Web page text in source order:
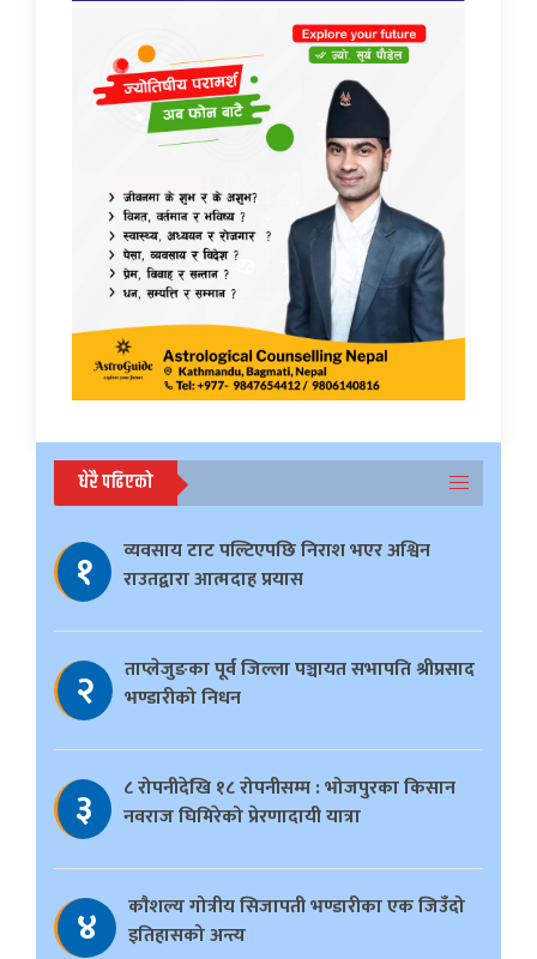
धेरै पढिएको
१
व्यवसाय टाट पल्टिएपछि निराश भएर अश्विन
राउतद्वारा आत्मदाह प्रयास
२
ताप्लेजुङका पूर्व जिल्ला पञ्चायत सभापति श्रीप्रसाद
भण्डारीको निधन
३
८ रोपनीदेखि १८ रोपनीसम्म : भोजपुरका किसान
नवराज घिमिरेको प्रेरणादायी यात्रा
४
काैशल्य गोत्रीय सिजापती भण्डारीका एक जिउँदो
इतिहासको अन्त्य